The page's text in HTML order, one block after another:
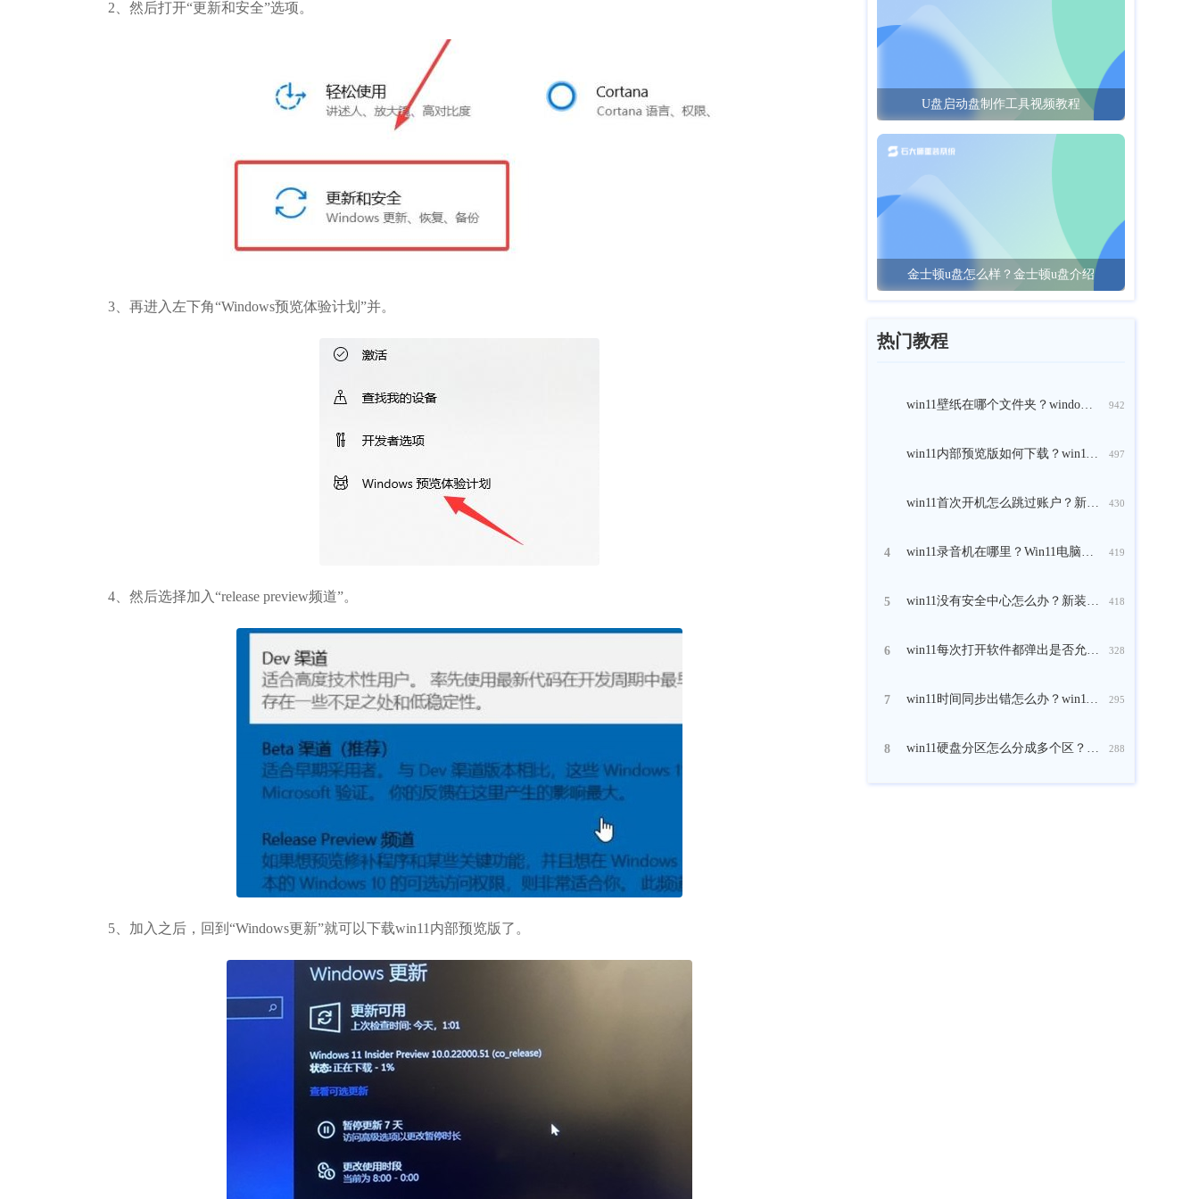
2、然后打开“更新和安全”选项。
3、再进入左下角“Windows预览体验计划”并。
4、然后选择加入“release preview频道”。
5、加入之后，回到“Windows更新”就可以下载win11内部预览版了。
U盘启动盘制作工具视频教程
金士顿u盘怎么样？金士顿u盘介绍
热门教程
win11壁纸在哪个文件夹？windows11自带壁纸在哪里 942
win11内部预览版如何下载？win11内部预览版在哪里可以下载？ 497
win11首次开机怎么跳过账户？新电脑win11跳过创建账户的方法 430
4 win11录音机在哪里？Win11电脑自带的录音在哪里 419
5 win11没有安全中心怎么办？新装的win11没有安全中心的解决方法 418
6 win11每次打开软件都弹出是否允许怎么办？ 328
7 win11时间同步出错怎么办？win11系统时间同步失败的解决方法 295
8 win11硬盘分区怎么分成多个区？win11硬盘分区的方法教程 288